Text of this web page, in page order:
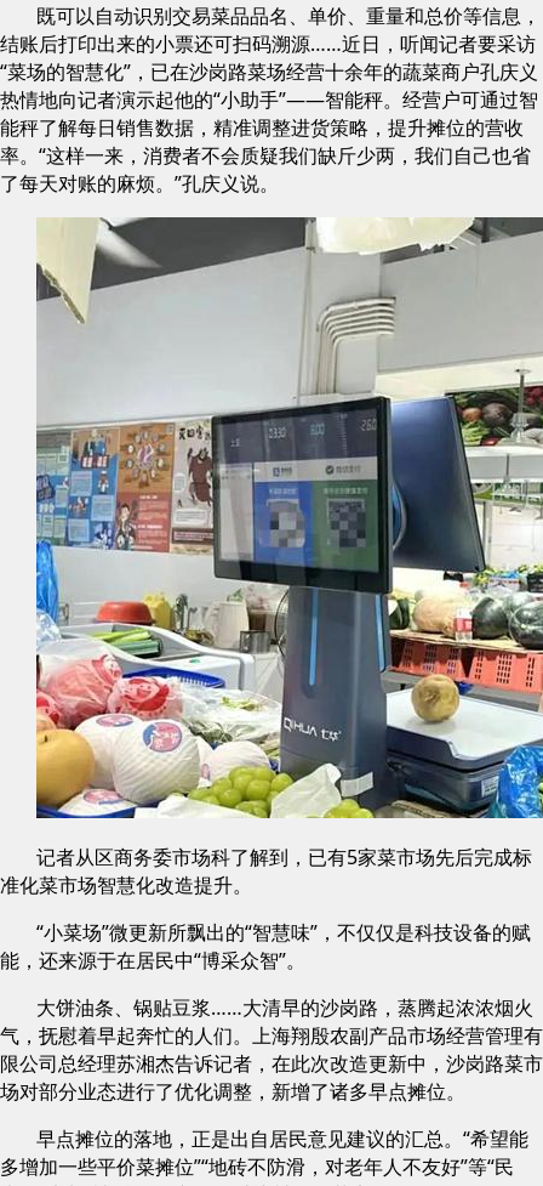
既可以自动识别交易菜品品名、单价、重量和总价等信息，
结账后打印出来的小票还可扫码溯源……近日，听闻记者要采访
“菜场的智慧化”，已在沙岗路菜场经营十余年的蔬菜商户孔庆义
热情地向记者演示起他的“小助手”——智能秤。经营户可通过智
能秤了解每日销售数据，精准调整进货策略，提升摊位的营收
率。“这样一来，消费者不会质疑我们缺斤少两，我们自己也省
了每天对账的麻烦。”孔庆义说。
记者从区商务委市场科了解到，已有5家菜市场先后完成标
准化菜市场智慧化改造提升。
“小菜场”微更新所飘出的“智慧味”，不仅仅是科技设备的赋
能，还来源于在居民中“博采众智”。
大饼油条、锅贴豆浆……大清早的沙岗路，蒸腾起浓浓烟火
气，抚慰着早起奔忙的人们。上海翔殷农副产品市场经营管理有
限公司总经理苏湘杰告诉记者，在此次改造更新中，沙岗路菜市
场对部分业态进行了优化调整，新增了诸多早点摊位。
早点摊位的落地，正是出自居民意见建议的汇总。“希望能
多增加一些平价菜摊位”“地砖不防滑，对老年人不友好”等“民